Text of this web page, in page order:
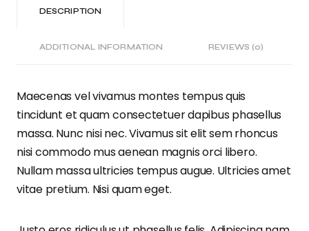
DESCRIPTION
ADDITIONAL INFORMATION REVIEWS (0)
Maecenas vel vivamus montes tempus quis
tincidunt et quam consectetuer dapibus phasellus
massa. Nunc nisi nec. Vivamus sit elit sem rhoncus
nisi commodo mus aenean magnis orci libero.
Nullam massa ultricies tempus augue. Ultricies amet
vitae pretium. Nisi quam eget.